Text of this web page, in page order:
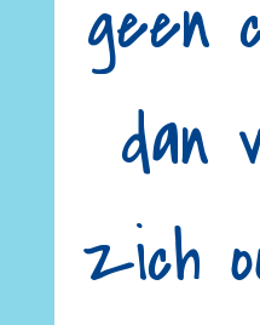
geen
dan
zich